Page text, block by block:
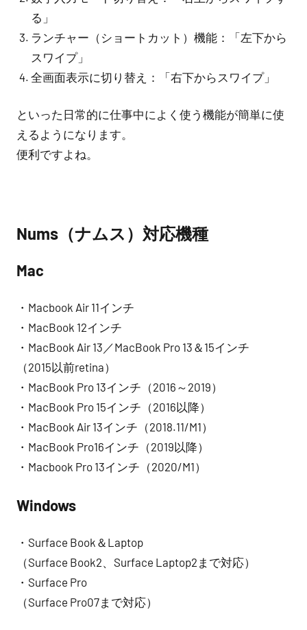
る」
ランチャー（ショートカット）機能：「左下から
スワイプ」
全画面表示に切り替え：「右下からスワイプ」
といった日常的に仕事中によく使う機能が簡単に使
えるようになります。
便利ですよね。
Nums（ナムス）対応機種
Mac
・Macbook Air 11インチ
・MacBook 12インチ
・MacBook Air 13／MacBook Pro 13＆15インチ
（2015以前retina）
・MacBook Pro 13インチ（2016～2019）
・MacBook Pro 15インチ（2016以降）
・MacBook Air 13インチ（2018.11/M1）
・MacBook Pro16インチ（2019以降）
・Macbook Pro 13インチ（2020/M1）
Windows
・Surface Book＆Laptop
（Surface Book2、Surface Laptop2まで対応）
・Surface Pro
（Surface Pro07まで対応）